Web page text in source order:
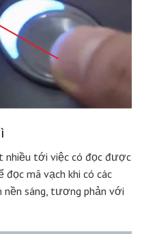
nhiều tới việc có đọc được
đọc mã vạch khi có các
sáng, tương phản với